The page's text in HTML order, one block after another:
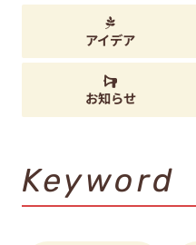
アイデア
お知らせ
Keyword